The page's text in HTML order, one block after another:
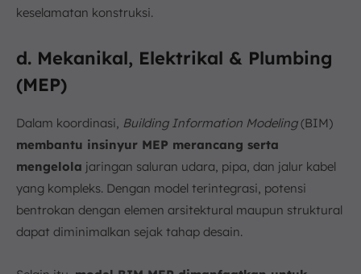
keselamatan konstruksi.
d. Mekanikal, Elektrikal & Plumbing
(MEP)
Dalam koordinasi, Building Information Modeling(BIM)
membantu insinyur MEP merancang serta
mengelola jaringan saluran udara, pipa, dan jalur kabel
yang kompleks. Dengan model terintegrasi, potensi
bentrokan dengan elemen arsitektural maupun struktural
dapat diminimalkan sejak tahap desain.